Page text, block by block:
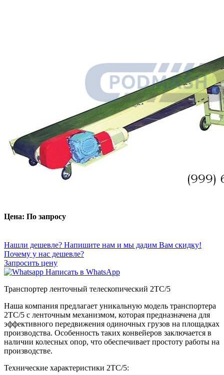
Цена: По запросу
Нашли дешевле? Напишите нам и мы дадим Вам скидку!
Почему у нас дешевле?
Запросить цену
Написать в WhatsApp
Транспортер ленточный телескопический 2ТС/5
Наша компания предлагает уникальную модель транспортера
2ТС/5 с ленточным механизмом, которая предназначена для
эффективного передвижения одиночных грузов на площадках
производства. Особенность таких конвейеров заключается в
наличии колесных опор, что обеспечивает простоту работы на
производстве.
Технические характеристики 2ТС/5: